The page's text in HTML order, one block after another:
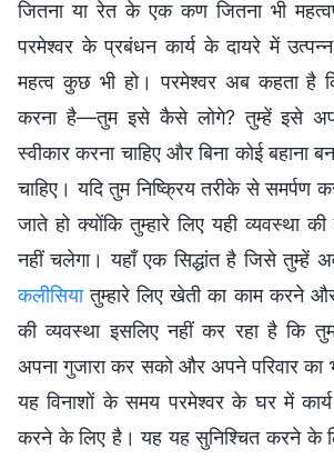
जितना या रेत के एक कण जितना भी
परमेश्वर के प्रबंधन कार्य के दायरे में
महत्व कुछ भी हो। परमेश्वर अब कहता है
करना है—तुम इसे कैसे लोगे? तुम्हें इसे
स्वीकार करना चाहिए और बिना कोई बहाना
चाहिए। यदि तुम निष्क्रिय तरीके से
जाते हो क्योंकि तुम्हारे लिए यही व्यवस्था
नहीं चलेगा। यहाँ एक सिद्धांत है जिसे तुम्हें
कलीसियातुम्हारे लिए खेती का काम करने
की व्यवस्था इसलिए नहीं कर रहा है कि
अपना गुजारा कर सको और अपने परिवार
यह विनाशों के समय परमेश्वर के घर में
करने के लिए है। यह यह सुनिश्चित करने के